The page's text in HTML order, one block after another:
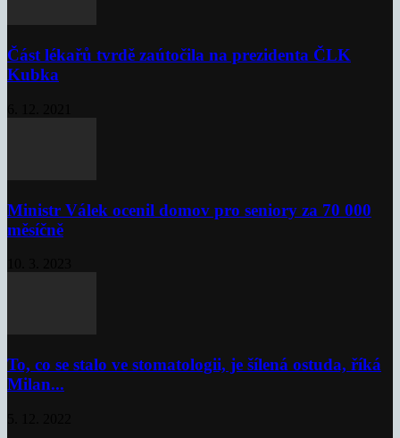
Část lékařů tvrdě zaútočila na prezidenta ČLK
Kubka
Ministr Válek ocenil domov pro seniory za 70 000
měsíčně
To, co se stalo ve stomatologii, je šílená ostuda, říká
Milan...